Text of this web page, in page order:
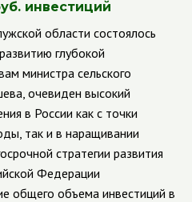
инвестиций
области состоялось
глубокой
министра сельского
очевиден высокий
в России как с точки
так и в наращивании
стратегии развития
Федерации
общего объема инвестиций в